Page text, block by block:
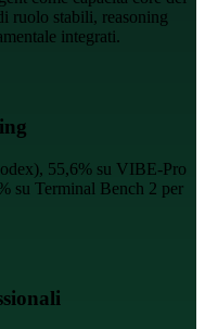
ruolo stabili, reasoning
integrati.
55,6% su VIBE-Pro
su Terminal Bench 2 per